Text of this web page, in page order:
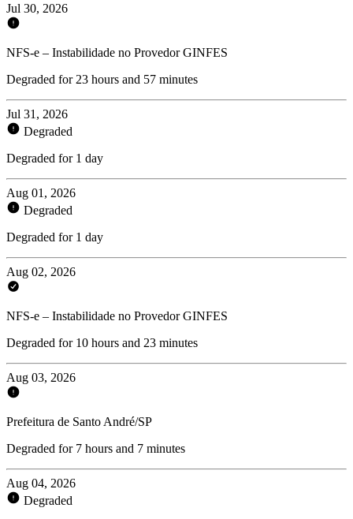
Jul 30, 2026
NFS-e – Instabilidade no Provedor GINFES
Degraded for 23 hours and 57 minutes
Jul 31, 2026
Degraded
Degraded for 1 day
Aug 01, 2026
Degraded
Degraded for 1 day
Aug 02, 2026
NFS-e – Instabilidade no Provedor GINFES
Degraded for 10 hours and 23 minutes
Aug 03, 2026
Prefeitura de Santo André/SP
Degraded for 7 hours and 7 minutes
Aug 04, 2026
Degraded